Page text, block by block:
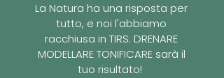
La Natura ha una risposta per
tutto, e noi l'abbiamo
racchiusa in TIRS. DRENARE
MODELLARE TONIFICARE sarà il
tuo risultato!